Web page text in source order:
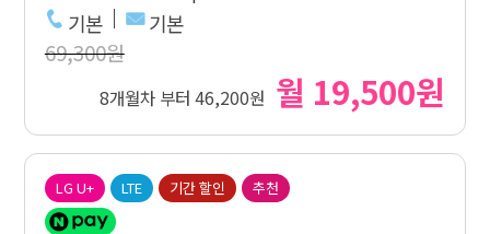
기본 기본
69,300원
8개월차 부터 46,200원 월 19,500원
LG U+ LTE 기간 할인 추천